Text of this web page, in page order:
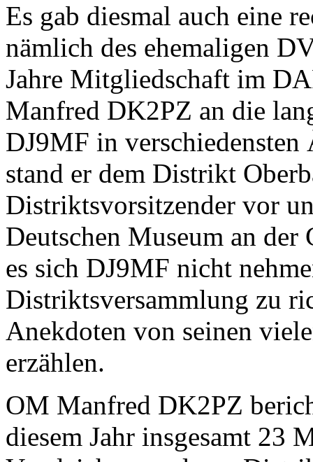
Es gab diesmal auch eine
nämlich des ehemaligen
Jahre Mitgliedschaft im
Manfred DK2PZ an die
DJ9MF in
stand er dem Distrikt
Distriktsvorsitzender vor
Deutschen Museum an
es sich DJ9MF nicht
Distriktsversammlung zu
Anekdoten von seinen
erzählen.
OM Manfred DK2PZ
diesem Jahr insgesamt 23